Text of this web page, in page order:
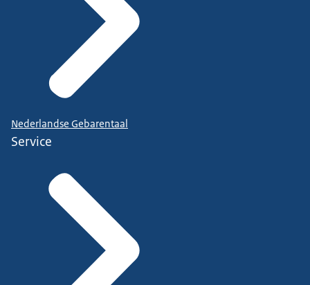
Nederlandse Gebarentaal
Service